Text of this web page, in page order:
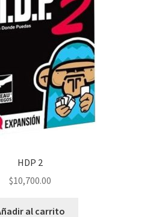
HDP 2
$10,700.00
al carrito